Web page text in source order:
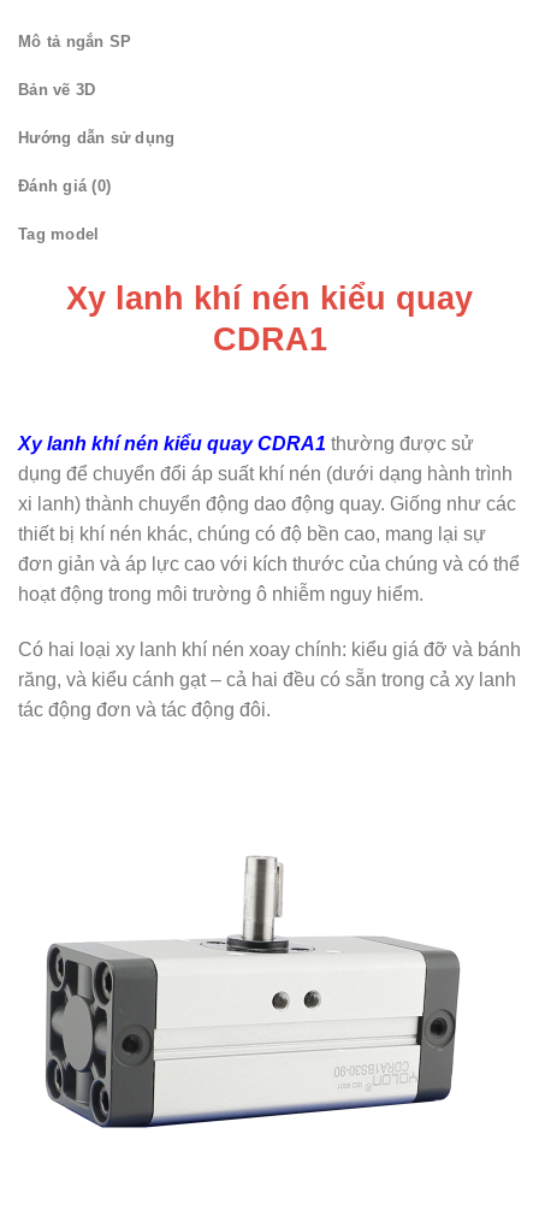
Mô tả ngắn SP
Bản vẽ 3D
Hướng dẫn sử dụng
Đánh giá (0)
Tag model
Xy lanh khí nén kiểu quay
CDRA1
Xy lanh khí nén kiểu quay CDRA1 thường được sử
dụng để chuyển đổi áp suất khí nén (dưới dạng hành trình
xi lanh) thành chuyển động dao động quay. Giống như các
thiết bị khí nén khác, chúng có độ bền cao, mang lại sự
đơn giản và áp lực cao với kích thước của chúng và có thể
hoạt động trong môi trường ô nhiễm nguy hiểm.
Có hai loại xy lanh khí nén xoay chính: kiểu giá đỡ và bánh
răng, và kiểu cánh gạt – cả hai đều có sẵn trong cả xy lanh
tác động đơn và tác động đôi.